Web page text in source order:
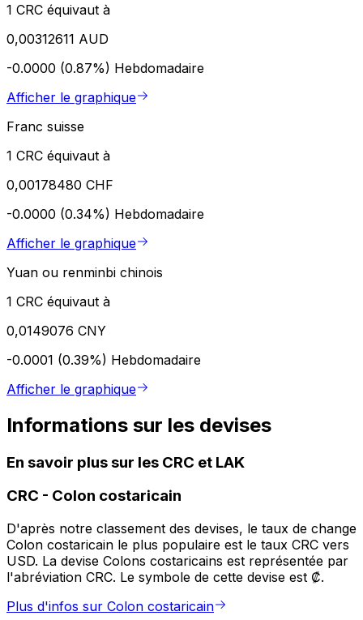
1 CRC équivaut à
0,00312611 AUD
-0.0000 (0.87%) Hebdomadaire
Afficher le graphique
Franc suisse
1 CRC équivaut à
0,00178480 CHF
-0.0000 (0.34%) Hebdomadaire
Afficher le graphique
Yuan ou renminbi chinois
1 CRC équivaut à
0,0149076 CNY
-0.0001 (0.39%) Hebdomadaire
Afficher le graphique
Informations sur les devises
En savoir plus sur les CRC et LAK
CRC - Colon costaricain
D'après notre classement des devises, le taux de change
Colon costaricain le plus populaire est le taux CRC vers
USD. La devise Colons costaricains est représentée par
l'abréviation CRC. Le symbole de cette devise est ₡.
Plus d'infos sur Colon costaricain